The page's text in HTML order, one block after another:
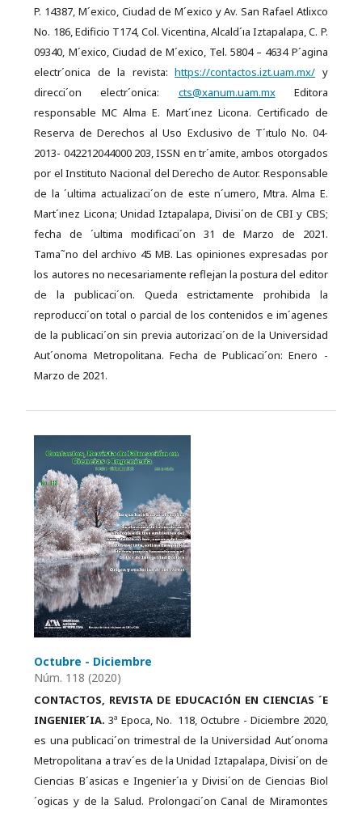
P. 14387, M´exico, Ciudad de M´exico y Av. San Rafael Atlixco
No. 186, Edificio T174, Col. Vicentina, Alcald´ıa Iztapalapa, C. P.
09340, M´exico, Ciudad de M´exico, Tel. 5804 – 4634 P´agina
electr´onica de la revista:https://contactos.izt.uam.mx/ y
direcci´on electr´onica: cts@xanum.uam.mxEditora
responsable MC Alma E. Mart´ınez Licona. Certificado de
Reserva de Derechos al Uso Exclusivo de T´ıtulo No. 04-
2013- 042212044000 203, ISSN en tr´amite, ambos otorgados
por el Instituto Nacional del Derecho de Autor. Responsable
de la ´ultima actualizaci´on de este n´umero, Mtra. Alma E.
Mart´ınez Licona; Unidad Iztapalapa, Divisi´on de CBI y CBS;
fecha de ´ultima modificaci´on 31 de Marzo de 2021.
Tama˜no del archivo 45 MB. Las opiniones expresadas por
los autores no necesariamente reflejan la postura del editor
de la publicaci´on. Queda estrictamente prohibida la
reproducci´on total o parcial de los contenidos e im´agenes
de la publicaci´on sin previa autorizaci´on de la Universidad
Aut´onoma Metropolitana. Fecha de Publicaci´on: Enero -
Marzo de 2021.
Octubre - Diciembre
Núm. 118 (2020)
CONTACTOS, REVISTA DE EDUCACIÓN EN CIENCIAS ´E
INGENIER´IA. 3ª Epoca, No. 118, Octubre - Diciembre 2020,
es una publicaci´on trimestral de la Universidad Aut´onoma
Metropolitana a trav´es de la Unidad Iztapalapa, Divisi´on de
Ciencias B´asicas e Ingenier´ıa y Divisi´on de Ciencias Biol
´ogicas y de la Salud. Prolongaci´on Canal de Miramontes